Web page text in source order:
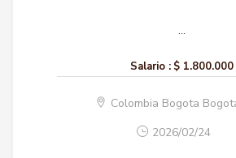
...
Salario : $ 1.800.000
Colombia Bogota
2026/02/24